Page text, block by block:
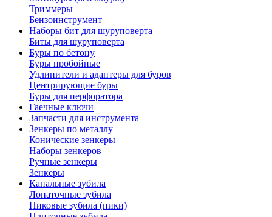
Триммеры
Бензоинструмент
Наборы бит для шуруповерта
Биты для шуруповерта
Буры по бетону
Буры пробойные
Удлинители и адаптеры для буров
Центрирующие буры
Буры для перфоратора
Гаечные ключи
Запчасти для инструмента
Зенкеры по металлу
Конические зенкеры
Наборы зенкеров
Ручные зенкеры
Зенкеры
Канальные зубила
Лопаточные зубила
Пиковые зубила (пики)